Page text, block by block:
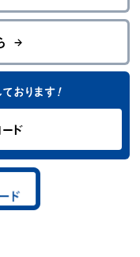
おります ！
ド